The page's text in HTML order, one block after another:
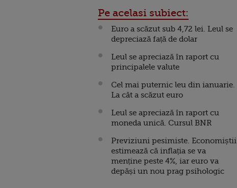
Pe acelasi subiect:
Euro a scăzut sub 4,72 lei. Leul se
depreciază față de dolar
Leul se apreciază în raport cu
principalele valute
Cel mai puternic leu din ianuarie.
La cât a scăzut euro
Leul se apreciază în raport cu
moneda unică. Cursul BNR
Previziuni pesimiste. Economiștii
estimează că inflația se va
menține peste 4%, iar euro va
depăși un nou prag psihologic